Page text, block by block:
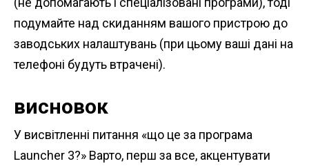
подумайте над скиданням вашого пристрою до
заводських налаштувань (при цьому ваші дані на
телефоні будуть втрачені).
висновок
У висвітленні питання «що це за програма
Launcher 3?» Варто, перш за все, акцентувати